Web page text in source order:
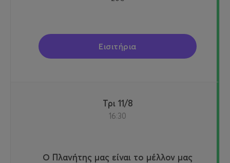
Εισιτήρια
Τρι 11/8
16:30
Ο Πλανήτης μας είναι το μέλλον μας